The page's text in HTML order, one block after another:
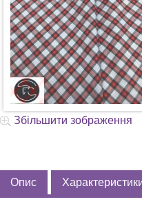
Збільшити зображення
Опис